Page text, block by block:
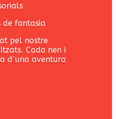
de fantasia
pel nostre
Cada nen i
d´una aventura